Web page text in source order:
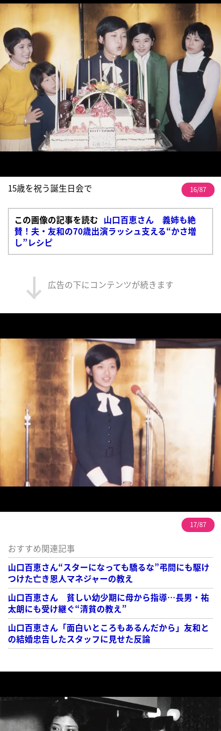
15歳を祝う誕生日会で 16/87
この画像の記事を読む 山口百恵さん 義姉も絶
賛！夫・友和の70歳出演ラッシュ支える“かさ増
し”レシピ
広告の下にコンテンツが続きます
17/87
おすすめ関連記事
山口百恵さん“スターになっても驕るな”弔問にも駆け
つけた亡き恩人マネジャーの教え
山口百恵さん 貧しい幼少期に母から指導…長男・祐
太朗にも受け継ぐ“清貧の教え”
山口百恵さん「面白いところもあるんだから」友和と
の結婚忠告したスタッフに見せた反論